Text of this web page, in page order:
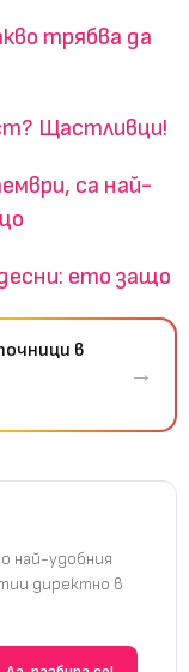
трябва да
Щастливци!
са най-
ето защо
в
→
най-удобния
директно в